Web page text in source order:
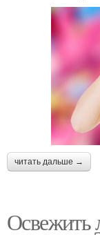
читать дальше →
Освежить